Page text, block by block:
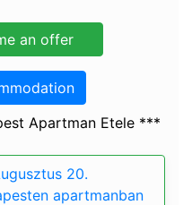
Apartman Etele ***
20.
apartmanban